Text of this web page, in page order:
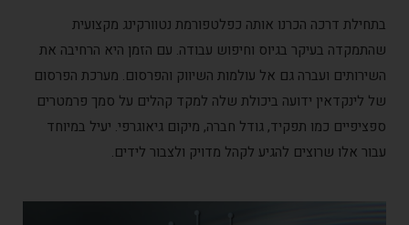
בתחילת דרכה הכרנו אותה כפלטפורמת נטוורקינג מקצועית
שהתמקדה בעיקר בגיוס וחיפוש עבודה. עם הזמן היא הרחיבה את
השירותים ועברה גם אל עולמות השיווק והפרסום. מערכת הפרסום
של לינקדאין ידועה ביכולת שלה למקד קהלים על סמך פרמטרים
ספציפיים כמו תפקיד, גודל חברה, מיקום גיאוגרפי. יעיל במיוחד
עבור אלו שרוצים להגיע לקהל מדויק ולצבור לידים.